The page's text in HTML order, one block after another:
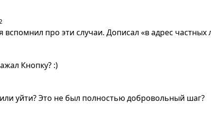
вспомнил про эти случаи. Дописал «в адрес частных
Кнопку? :)
уйти? Это не был полностью добровольный шаг?